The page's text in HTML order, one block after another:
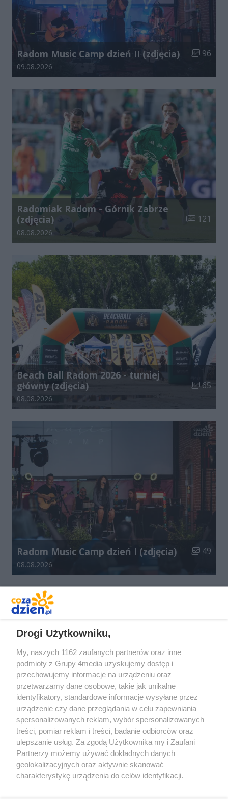
Radom Music Camp dzień II (zdjęcia) Liczba
96
Data dodania galerii:
09.08.2026
Radomiak Radom - Górnik Zabrze
(zdjęcia)
Liczba
121
Data dodania galerii:
08.08.2026
Beach Ball Radom 2026 - turniej
główny (zdjęcia)
Liczba
65
Data dodania galerii:
08.08.2026
Radom Music Camp dzień I (zdjęcia) Liczba
49
Data dodania galerii:
08.08.2026
Redakcja Reklama Prywatność
Praca Łódź
the:protocol
Drogi Użytkowniku,
My, naszych 1162 zaufanych partnerów oraz inne
podmioty z Grupy 4media uzyskujemy dostęp i
przechowujemy informacje na urządzeniu oraz
przetwarzamy dane osobowe, takie jak unikalne
identyfikatory, standardowe informacje wysyłane przez
urządzenie czy dane przeglądania w celu zapewniania
spersonalizowanych reklam, wybór spersonalizowanych
treści, pomiar reklam i treści, badanie odbiorców oraz
ulepszanie usług. Za zgodą Użytkownika my i Zaufani
Partnerzy możemy używać dokładnych danych
geolokalizacyjnych oraz aktywnie skanować
charakterystykę urządzenia do celów identyfikacji.